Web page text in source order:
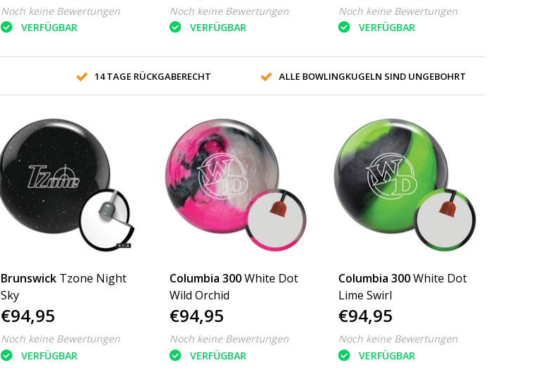
Noch keine Bewertungen
VERFÜGBAR
Noch keine Bewertungen
VERFÜGBAR
Noch keine Bewertungen
VERFÜGBAR
14 TAGE RÜCKGABERECHT ALLE BOWLINGKUGELN SIND UNGEBOHRT
Brunswick Tzone Night
Sky
€94,95
Noch keine Bewertungen
VERFÜGBAR
Columbia 300White Dot
Wild Orchid
€94,95
Noch keine Bewertungen
VERFÜGBAR
Columbia 300White Dot
Lime Swirl
€94,95
Noch keine Bewertungen
VERFÜGBAR